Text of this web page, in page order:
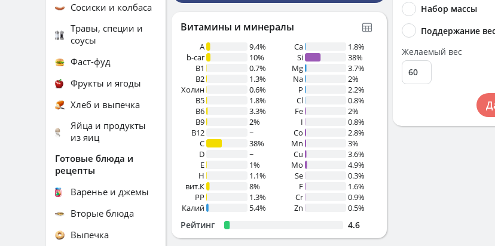
Витамины и минералы
A
9.4%
b-car
10%
В1
0.7%
B2
1.3%
Холин
0.6%
B5
1.8%
B6
3.3%
B9
2%
B12
~
C
38%
D
~
E
1%
H
1.1%
вит.К
8%
PP
1.3%
Калий
5.4%
Ca
1.8%
Si
38%
Mg
3.7%
Na
2%
P
2.2%
Cl
0.8%
Fe
2%
I
0.8%
Co
2.8%
Mn
3%
Cu
3.6%
Mo
4.9%
Se
0.3%
F
1.6%
Cr
0.9%
Zn
0.5%
Рейтинг 4.6
Набор массы
Поддержание
Желаемый вес
Сосиски и колбаса
Травы, специи и
соусы
Фаст-фуд
Фрукты и ягоды
Хлеб и выпечка
Яйца и продукты
из яиц
Готовые блюда и
рецепты
Варенье и джемы
Вторые блюда
Выпечка